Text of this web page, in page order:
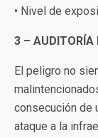
• Nivel de
3 – AUDITORÍA
El peligro no
consecución de
ataque a la